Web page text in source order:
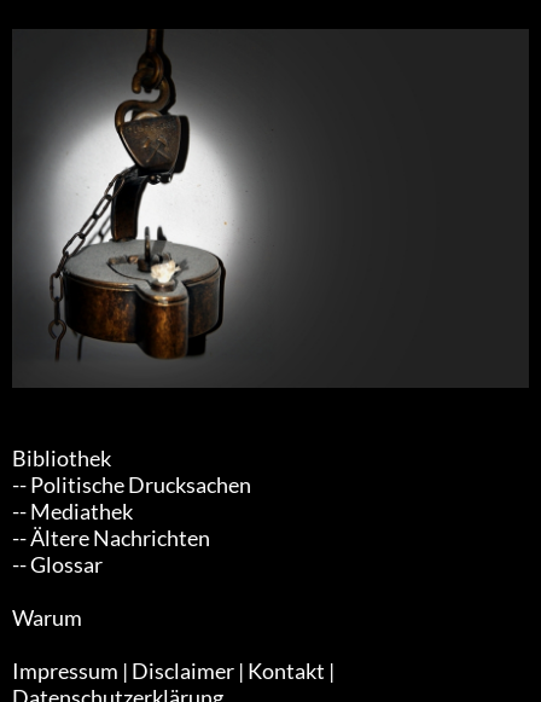
Bibliothek
-- Politische Drucksachen
-- Mediathek
-- Ältere Nachrichten
-- Glossar
Warum
Impressum | Disclaimer | Kontakt |